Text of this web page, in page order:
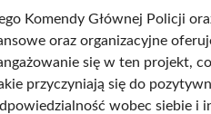
Komendy Głównej Policji
oraz organizacyjne
się w ten projekt,
przyczyniają się do
wobec siebie i